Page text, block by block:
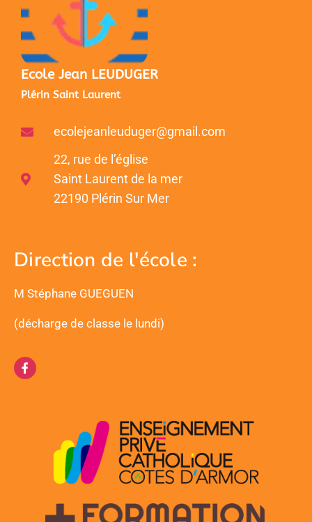
Ecole Jean LEUDUGER
Plérin Saint Laurent
ecolejeanleuduger@gmail.com
22, rue de l’église
Saint Laurent de la mer
22190 Plérin Sur Mer
Direction de l'école :
M Stéphane GUEGUEN
(décharge de classe le lundi)